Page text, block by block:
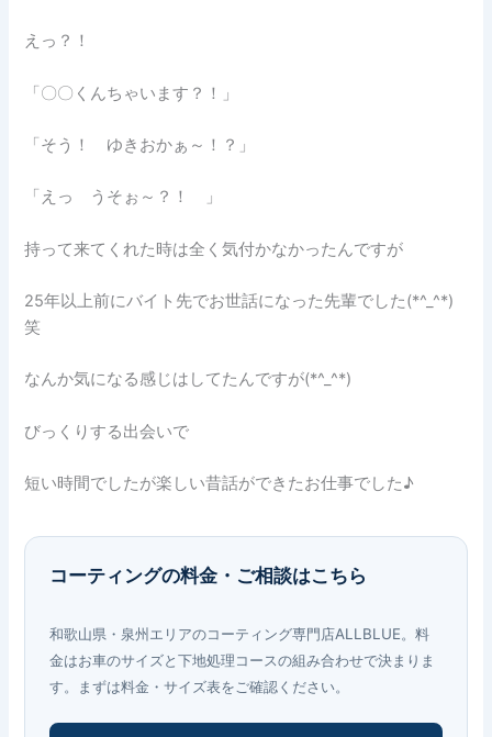
えっ？！
「〇〇くんちゃいます？！」
「そう！ ゆきおかぁ～！？」
「えっ うそぉ～？！ 」
持って来てくれた時は全く気付かなかったんですが
25年以上前にバイト先でお世話になった先輩でした(*^_^*)
笑
なんか気になる感じはしてたんですが(*^_^*)
びっくりする出会いで
短い時間でしたが楽しい昔話ができたお仕事でした♪
コーティングの料金・ご相談はこちら
和歌山県・泉州エリアのコーティング専門店ALLBLUE。料
金はお車のサイズと下地処理コースの組み合わせで決まりま
す。まずは料金・サイズ表をご確認ください。